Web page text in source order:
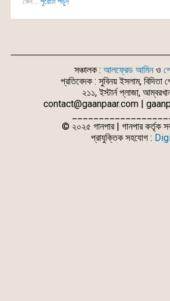
সঞ্চালক : আলফ্রেড আমিনও
প্রতিবেদক : সুবিনয় ইসলাম, বিদিতা
২১১, ইস্টার্ন প্লাজা,
contact@gaanpaar.com |
© ২০২৫ গানপার | গানপার কর্তৃক
প্রাযুক্তিক সহযোগ :